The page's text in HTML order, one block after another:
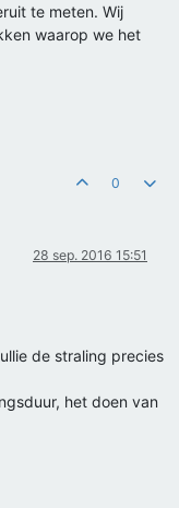
te meten. Wij
waarop we het
0
28 sep. 2016 15:51
de straling precies
het doen van